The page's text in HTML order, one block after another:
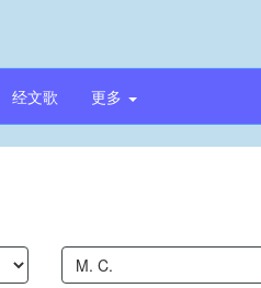
经文歌 更多